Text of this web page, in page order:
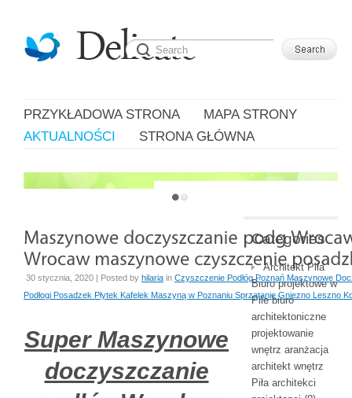
PRZYKŁADOWA STRONA
MAPA STRONY
AKTUALNOŚCI
STRONA GŁÓWNA
JUST ANOTHER WORDPRESS SITE
30 stycznia, 2020 | Posted by hilaria in Czyszczenie Podłóg Poznań Maszynowe
Podłogi Posadzek Płytek Kafelek Maszyną w Poznaniu Sprzątanie Gniezno Leszno
Super Maszynowe
doczyszczanie
Categories
Architekt Piła
Biuro projektowe w
Pile biuro
architektoniczne
projektowanie
wnętrz aranżacja
architekt wnętrz
Piła architekci